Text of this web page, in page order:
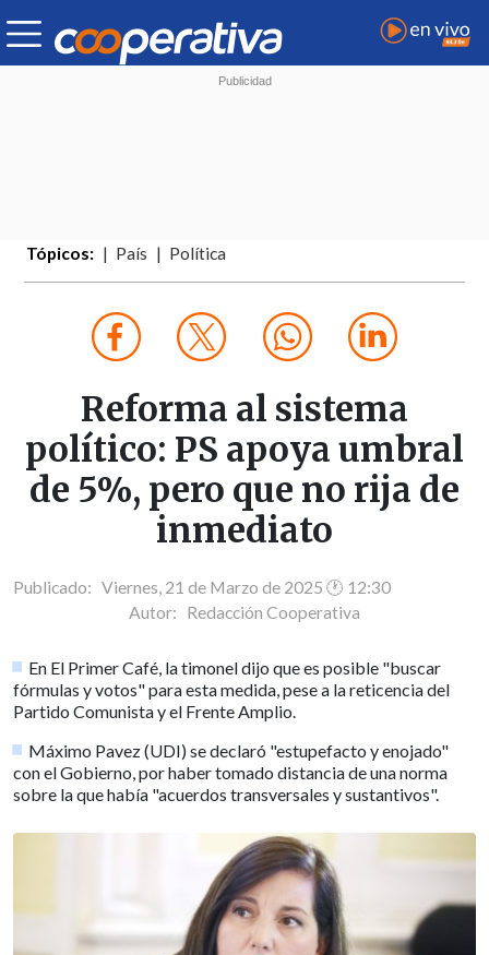
Tópicos: País Política
Reforma al sistema
político: PS apoya umbral
de 5%, pero que no rija de
inmediato
Publicado: Viernes, 21 de Marzo de 2025 🕐 12:30
Autor: Redacción Cooperativa
En El Primer Café, la timonel dijo que es posible "buscar
fórmulas y votos" para esta medida, pese a la reticencia del
Partido Comunista y el Frente Amplio.
Máximo Pavez (UDI) se declaró "estupefacto y enojado"
con el Gobierno, por haber tomado distancia de una norma
sobre la que había "acuerdos transversales y sustantivos".